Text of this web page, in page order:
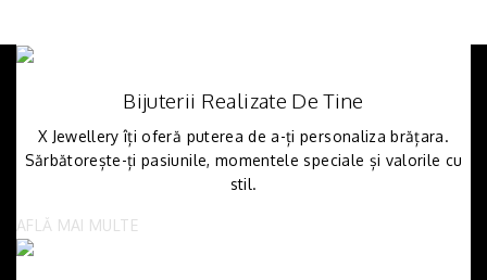
Bijuterii Realizate De Tine
X Jewellery îți oferă puterea de a-ți personaliza brățara.
Sărbătorește-ți pasiunile, momentele speciale și valorile cu
stil.
AFLĂ MAI MULTE